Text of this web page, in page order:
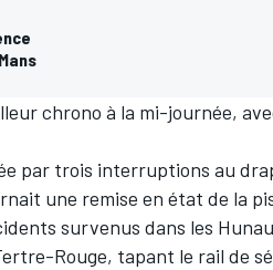
chrono à la mi-journée,
par trois interruptions au
une remise en état de la
survenus dans les
Rouge, tapant le rail de